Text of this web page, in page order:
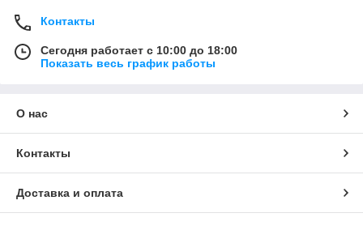
Контакты
Сегодня работает с 10:00 до 18:00
Показать весь график работы
О нас
Контакты
Доставка и оплата